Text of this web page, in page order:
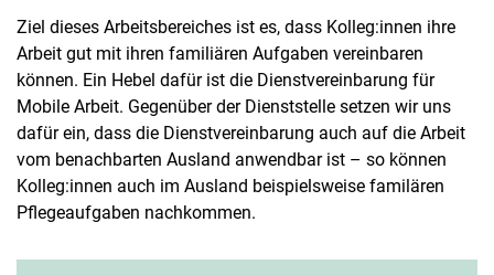
Ziel dieses Arbeitsbereiches ist es, dass Kolleg:innen ihre
Arbeit gut mit ihren familiären Aufgaben vereinbaren
können. Ein Hebel dafür ist die Dienstvereinbarung für
Mobile Arbeit. Gegenüber der Dienststelle setzen wir uns
dafür ein, dass die Dienstvereinbarung auch auf die Arbeit
vom benachbarten Ausland anwendbar ist – so können
Kolleg:innen auch im Ausland beispielsweise familären
Pflegeaufgaben nachkommen.